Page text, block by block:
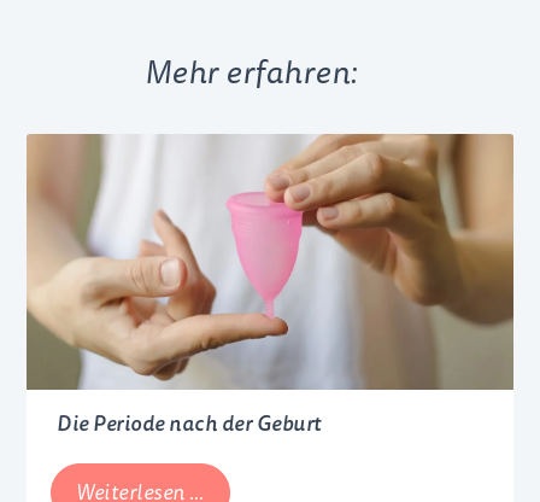
Mehr erfahren:
Die Periode nach der Geburt
Weiterlesen … Die